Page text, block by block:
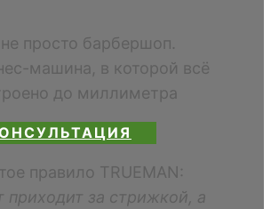
просто барбершоп.
машина, в которой всё
до миллиметра
правило TRUEMAN:
приходит за стрижкой, а